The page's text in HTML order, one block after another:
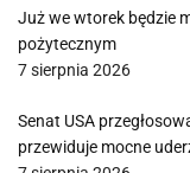
Już we wtorek będzie
pożytecznym
7 sierpnia 2026
Senat USA
przewiduje mocne